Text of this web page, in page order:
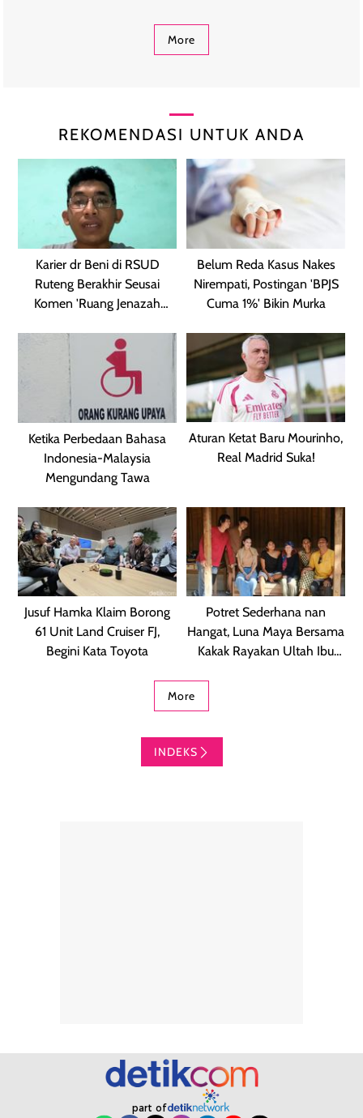
More
REKOMENDASI UNTUK ANDA
Karier dr Beni di RSUD
Ruteng Berakhir Seusai
Komen 'Ruang Jenazah
Belum Reda Kasus Nakes
Nirempati, Postingan 'BPJS
Cuma 1%' Bikin Murka
Ketika Perbedaan Bahasa
Indonesia-Malaysia
Mengundang Tawa
Aturan Ketat Baru Mourinho,
Real Madrid Suka!
Jusuf Hamka Klaim Borong
61 Unit Land Cruiser FJ,
Begini Kata Toyota
Potret Sederhana nan
Hangat, Luna Maya Bersama
Kakak Rayakan Ultah Ibu
More
INDEKS
part of